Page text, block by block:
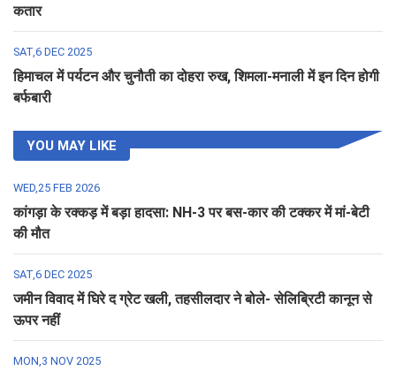
कतार
SAT,6 DEC 2025
हिमाचल में पर्यटन और चुनौती का दोहरा रुख, शिमला-मनाली में इन दिन होगी
बर्फबारी
YOU MAY LIKE
WED,25 FEB 2026
कांगड़ा के रक्कड़ में बड़ा हादसा: NH-3 पर बस-कार की टक्कर में मां-बेटी
की मौत
SAT,6 DEC 2025
जमीन विवाद में घिरे द ग्रेट खली, तहसीलदार ने बोले- सेलिब्रिटी कानून से
ऊपर नहीं
MON,3 NOV 2025